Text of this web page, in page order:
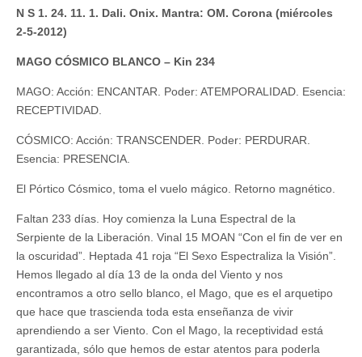
N S 1. 24. 11. 1. Dali. Onix. Mantra: OM. Corona (miércoles
2-5-2012)
MAGO CÓSMICO BLANCO – Kin 234
MAGO: Acción: ENCANTAR. Poder: ATEMPORALIDAD. Esencia:
RECEPTIVIDAD.
CÓSMICO: Acción: TRANSCENDER. Poder: PERDURAR.
Esencia: PRESENCIA.
El Pórtico Cósmico, toma el vuelo mágico. Retorno magnético.
Faltan 233 días. Hoy comienza la Luna Espectral de la
Serpiente de la Liberación. Vinal 15 MOAN “Con el fin de ver en
la oscuridad”. Heptada 41 roja “El Sexo Espectraliza la Visión”.
Hemos llegado al día 13 de la onda del Viento y nos
encontramos a otro sello blanco, el Mago, que es el arquetipo
que hace que trascienda toda esta enseñanza de vivir
aprendiendo a ser Viento. Con el Mago, la receptividad está
garantizada, sólo que hemos de estar atentos para poderla